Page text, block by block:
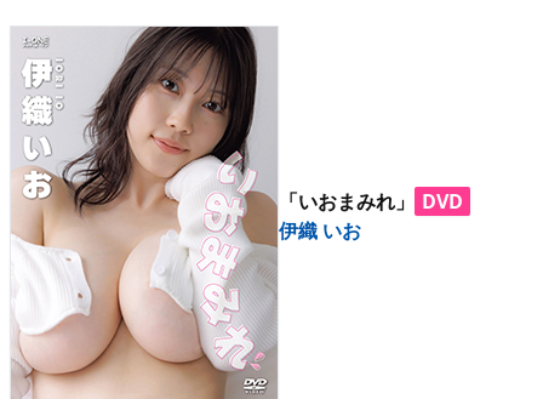
「いおまみれ」
DVD
伊織 いお